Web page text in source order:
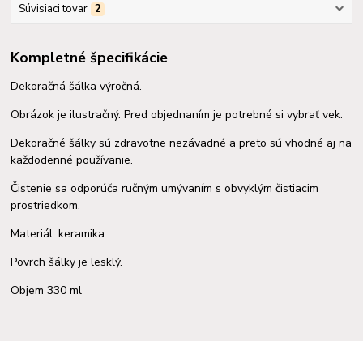
Súvisiaci tovar 2
Kompletné špecifikácie
Dekoračná šálka výročná.
Obrázok je ilustračný. Pred objednaním je potrebné si vybrať vek.
Dekoračné šálky sú zdravotne nezávadné a preto sú vhodné aj na
každodenné používanie.
Čistenie sa odporúča ručným umývaním s obvyklým čistiacim
prostriedkom.
Materiál: keramika
Povrch šálky je lesklý.
Objem 330 ml